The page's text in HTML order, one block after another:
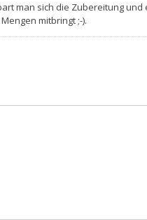
man sich die Zubereitung
mitbringt ;-).